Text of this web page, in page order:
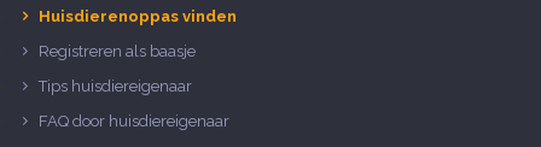
Huisdierenoppas vinden
Registreren als baasje
Tips huisdiereigenaar
FAQ door huisdiereigenaar